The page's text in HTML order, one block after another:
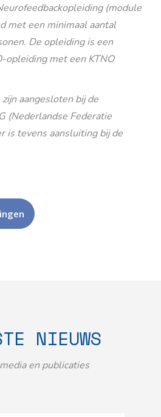
(module
met een minimaal aantal
De opleiding is een
opleiding met een KTNO
aangesloten bij de
(Nederlandse Federatie
is tevens aansluiting bij de
NIEUWS
en publicaties